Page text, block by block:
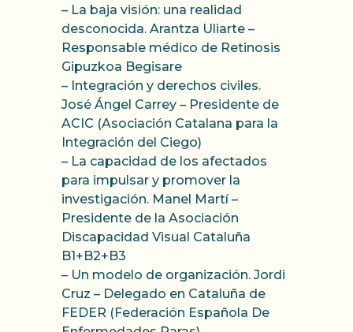
– La baja visión: una realidad
desconocida. Arantza Uliarte –
Responsable médico de Retinosis
Gipuzkoa Begisare
– Integración y derechos civiles.
José Ángel Carrey – Presidente de
ACIC (Asociación Catalana para la
Integración del Ciego)
– La capacidad de los afectados
para impulsar y promover la
investigación. Manel Martí –
Presidente de la Asociación
Discapacidad Visual Cataluña
B1+B2+B3
– Un modelo de organización. Jordi
Cruz – Delegado en Cataluña de
FEDER (Federación Española De